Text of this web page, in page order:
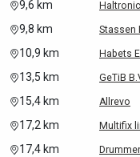
9,6 km
9,8 km Stassen
10,9 km Habets
13,5 km GeTiB
15,4 km Allrevo
17,2 km Multifix
17,4 km